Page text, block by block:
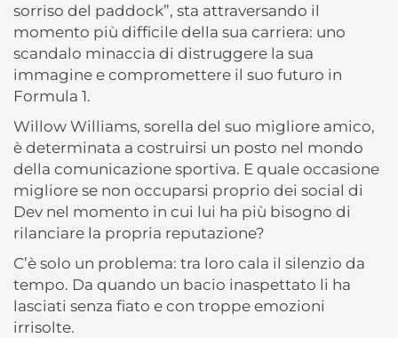
sorriso del paddock”, sta attraversando il
momento più difficile della sua carriera: uno
scandalo minaccia di distruggere la sua
immagine e compromettere il suo futuro in
Formula 1.
Willow Williams, sorella del suo migliore amico,
è determinata a costruirsi un posto nel mondo
della comunicazione sportiva. E quale occasione
migliore se non occuparsi proprio dei social di
Dev nel momento in cui lui ha più bisogno di
rilanciare la propria reputazione?
C’è solo un problema: tra loro cala il silenzio da
tempo. Da quando un bacio inaspettato li ha
lasciati senza fiato e con troppe emozioni
irrisolte.